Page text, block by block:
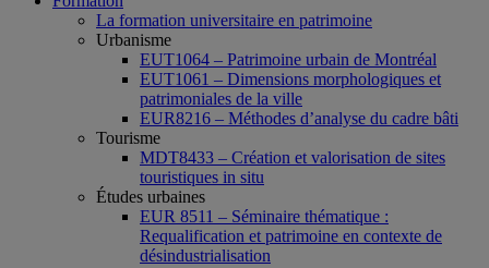
La formation universitaire en patrimoine
Urbanisme
EUT1064 – Patrimoine urbain de Montréal
EUT1061 – Dimensions morphologiques et
patrimoniales de la ville
EUR8216 – Méthodes d’analyse du cadre bâti
Tourisme
MDT8433 – Création et valorisation de sites
touristiques in situ
Études urbaines
EUR 8511 – Séminaire thématique :
Requalification et patrimoine en contexte de
désindustrialisation